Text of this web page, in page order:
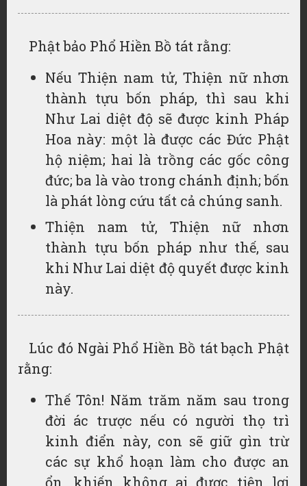
Phật bảo Phổ Hiền Bồ tát rằng:
Nếu Thiện nam tử, Thiện nữ nhơn
thành tựu bốn pháp, thì sau khi
Như Lai diệt độ sẽ được kinh Pháp
Hoa này: một là được các Đức Phật
hộ niệm; hai là trồng các gốc công
đức; ba là vào trong chánh định; bốn
là phát lòng cứu tất cả chúng sanh.
Thiện nam tử, Thiện nữ nhơn
thành tựu bốn pháp như thế, sau
khi Như Lai diệt độ quyết được kinh
này.
Lúc đó Ngài Phổ Hiền Bồ tát bạch Phật
rằng:
Thế Tôn! Năm trăm năm sau trong
đời ác trược nếu có người thọ trì
kinh điển này, con sẽ giữ gìn trừ
các sự khổ hoạn làm cho được an
ổn, khiến không ai được tiện lợi